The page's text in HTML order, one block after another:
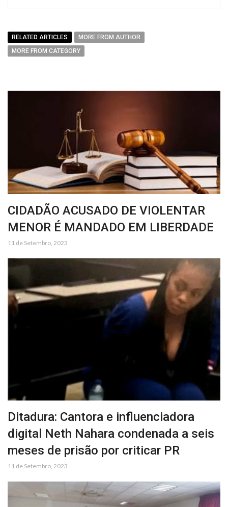
RELATED ARTICLES
MORE FROM AUTHOR
MORE FROM CATEGORY
CIDADÃO ACUSADO DE VIOLENTAR
MENOR É MANDADO EM LIBERDADE
11 de Setembro, 2023
Ditadura: Cantora e influenciadora
digital Neth Nahara condenada a seis
meses de prisão por criticar PR
11 de Setembro, 2023